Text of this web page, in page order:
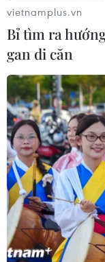
vietnamplus.vn
Bỉ tìm ra
gan di căn